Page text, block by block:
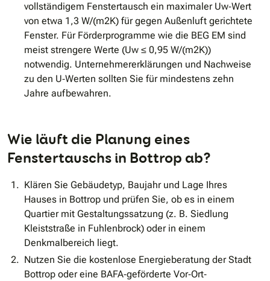
vollständigem Fenstertausch ein maximaler Uw‐Wert
von etwa 1,3 W/(m2K) für gegen Außenluft gerichtete
Fenster. Für Förderprogramme wie die BEG EM sind
meist strengere Werte (Uw ≤ 0,95 W/(m2K))
notwendig. Unternehmererklärungen und Nachweise
zu den U‐Werten sollten Sie für mindestens zehn
Jahre aufbewahren.
Wie läuft die Planung eines
Fenstertauschs in Bottrop ab?
Klären Sie Gebäudetyp, Baujahr und Lage Ihres
Hauses in Bottrop und prüfen Sie, ob es in einem
Quartier mit Gestaltungssatzung (z. B. Siedlung
Kleiststraße in Fuhlenbrock) oder in einem
Denkmalbereich liegt.
Nutzen Sie die kostenlose Energieberatung der Stadt
Bottrop oder eine BAFA‐geförderte Vor‐Ort‐